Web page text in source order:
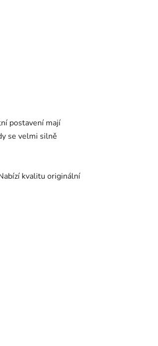
postavení mají
se velmi silně
kvalitu originální